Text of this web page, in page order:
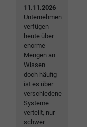
11.11.2026
Unternehmen
verfügen
heute über
enorme
Mengen an
Wissen –
doch häufig
ist es über
verschiedene
Systeme
verteilt, nur
schwer